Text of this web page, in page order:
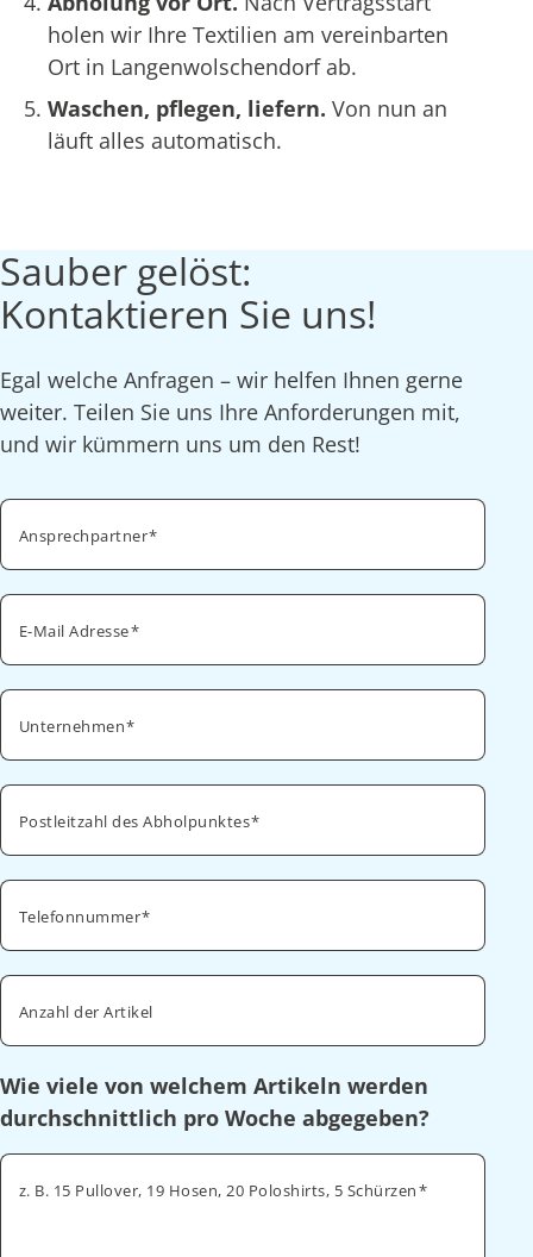
holen wir Ihre Textilien am vereinbarten
Ort in Langenwolschendorf ab.
Waschen, pflegen, liefern. Von nun an
läuft alles automatisch.
Sauber gelöst:
Kontaktieren Sie uns!
Egal welche Anfragen – wir helfen Ihnen gerne
weiter. Teilen Sie uns Ihre Anforderungen mit,
und wir kümmern uns um den Rest!
Ansprechpartner
E-Mail Adresse
Unternehmen
Postleitzahl des Abholpunktes
Telefonnummer
Anzahl der Artikel
Wie viele von welchem Artikeln werden
durchschnittlich pro Woche abgegeben?
z. B. 15 Pullover, 19 Hosen, 20 Poloshirts, 5 Schürzen